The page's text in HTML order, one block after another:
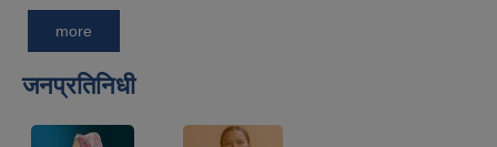
more
जनप्रतिनिधी